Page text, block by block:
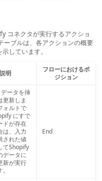
コネクタが実行するアクショ
ーブルは、各アクションの概要
しています。
説明
フローにおけるポ
ジション
ータを挿
更新しま
ォルトで
にすで
ドが存在
は、入力
された値
てShopify
データに
新が実行
End